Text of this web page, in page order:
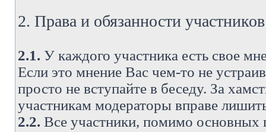
2. Права и обязанности
2.1. У каждого участника есть свое
Если это мнение Вас чем-то не
просто не вступайте в беседу. За
участникам модераторы вправе
2.2. Все участники, помимо основных